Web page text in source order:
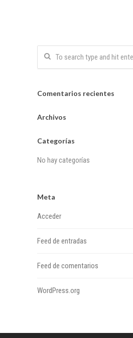
Comentarios recientes
Archivos
Categorías
No hay categorías
Meta
Acceder
Feed de entradas
Feed de comentarios
WordPress.org